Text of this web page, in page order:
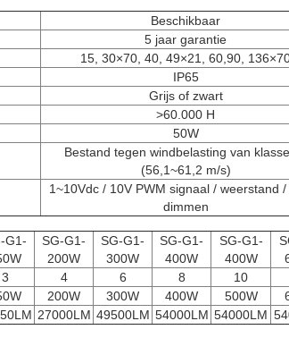
Beschikbaar
5 jaar garantie
15, 30×70, 40, 49×21, 60,90,
IP65
Grijs of zwart
>60.000 H
50W
Bestand tegen windbelasting van
(56,1~61,2 m/s)
1~10Vdc / 10V PWM signaal / weerstand
dimmen
G1-
SG-G1-
200W
SG-G1-
300W
SG-G1-
400W
SG-G1-
400W
3 4 6 8 10
200W 300W 400W 500W
27000LM 49500LM 54000LM 54000LM